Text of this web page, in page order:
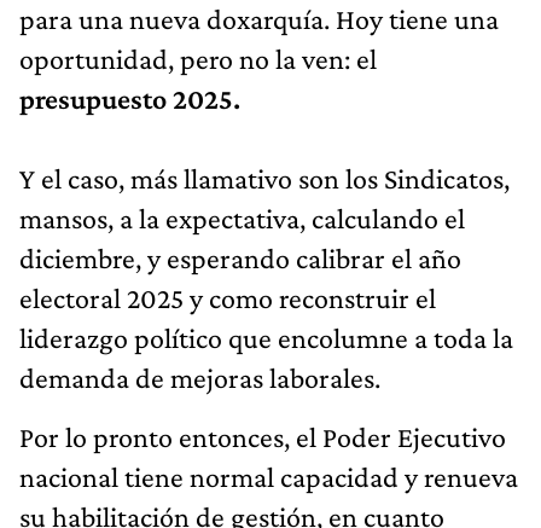
para una nueva doxarquía. Hoy tiene una
oportunidad, pero no la ven: el
presupuesto 2025.
Y el caso, más llamativo son los Sindicatos,
mansos, a la expectativa, calculando el
diciembre, y esperando calibrar el año
electoral 2025 y como reconstruir el
liderazgo político que encolumne a toda la
demanda de mejoras laborales.
Por lo pronto entonces, el Poder Ejecutivo
nacional tiene normal capacidad y renueva
su habilitación de gestión, en cuanto